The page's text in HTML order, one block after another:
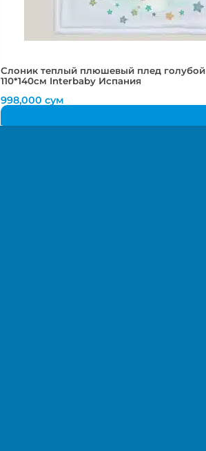
Слоник теплый плюшевый плед голубой
110*140см Interbaby Испания
998,000 сум